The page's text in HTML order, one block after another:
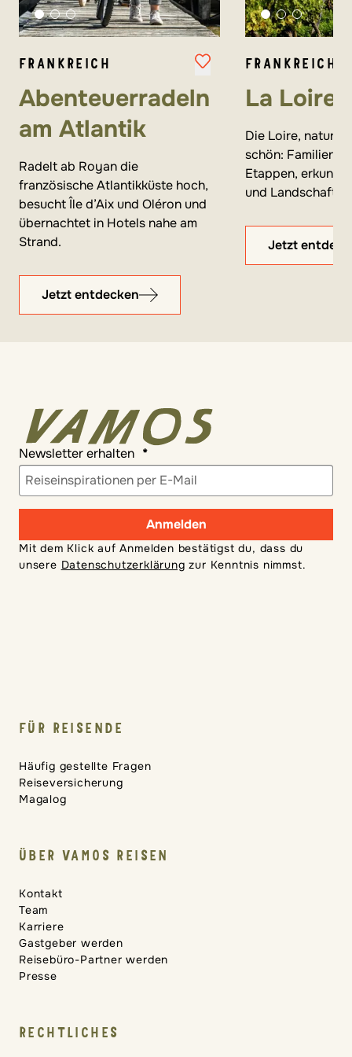
FRANKREICH
Abenteuerradeln
am Atlantik
Radelt ab Royan die
französische Atlantikküste hoch,
besucht Île d’Aix und Oléron und
übernachtet in Hotels nahe am
Strand.
Jetzt entdecken
FRANKREICH
La Loire
Die Loire,
schön: Familien
Etappen,
und Landschaften
Jetzt
Newsletter erhalten
Anmelden
Mit dem Klick auf Anmelden bestätigst du, dass du
unsere Datenschutzerklärung zur Kenntnis nimmst.
FÜR REISENDE
Häufig gestellte Fragen
Reiseversicherung
Magalog
ÜBER VAMOS REISEN
Kontakt
Team
Karriere
Gastgeber werden
Reisebüro-Partner werden
Presse
RECHTLICHES